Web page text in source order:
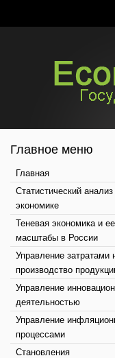
Главное меню
Главная
Статистический анализ
экономике
Теневая экономика и ее
масштабы в России
Управление затратами
производство
Управление
деятельностью
Управление
процессами
Становления